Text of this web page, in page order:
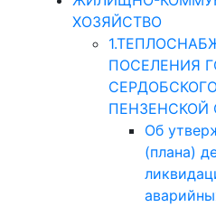
ХОЗЯЙСТВО
ПОСЕЛЕНИЯ
ПЕНЗЕНСКОЙ
Об
(плана)